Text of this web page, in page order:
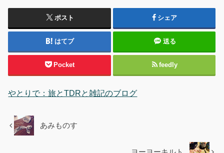
ポスト シェア
はてブ 送る
Pocket feedly
やとりで：旅とTDRと雑記のブログ
あみものす